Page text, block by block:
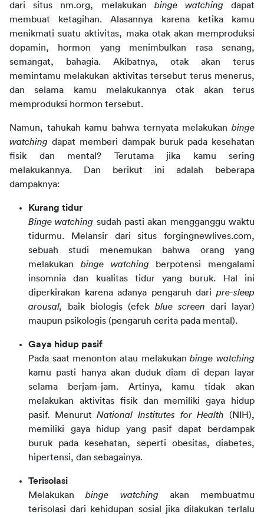
dari situs nm.org, melakukan binge watchingdapat
membuat ketagihan. Alasannya karena ketika kamu
menikmati suatu aktivitas, maka otak akan memproduksi
dopamin, hormon yang menimbulkan rasa senang,
semangat, bahagia. Akibatnya, otak akan terus
memintamu melakukan aktivitas tersebut terus menerus,
dan selama kamu melakukannya otak akan terus
memproduksi hormon tersebut.
Namun, tahukah kamu bahwa ternyata melakukan binge
watching dapat memberi dampak buruk pada kesehatan
fisik dan mental? Terutama jika kamu sering
melakukannya. Dan berikut ini adalah beberapa
dampaknya:
Kurang tidur
Binge watching sudah pasti akan mengganggu waktu
tidurmu. Melansir dari situs forgingnewlives.com,
sebuah studi menemukan bahwa orang yang
melakukan binge watchingberpotensi mengalami
insomnia dan kualitas tidur yang buruk. Hal ini
diperkirakan karena adanya pengaruh dari pre-sleep
arousal,
baik biologis (efek blue screen dari layar)
maupun psikologis (pengaruh cerita pada mental).
Gaya hidup pasif
Pada saat menonton atau melakukanbinge watching
kamu pasti hanya akan duduk diam di depan layar
selama berjam-jam. Artinya, kamu tidak akan
melakukan aktivitas fisik dan memiliki gaya hidup
pasif. MenurutNational Institutes for Health (NIH),
memiliki gaya hidup yang pasif dapat berdampak
buruk pada kesehatan, seperti obesitas, diabetes,
hipertensi, dan sebagainya.
Terisolasi
Melakukanbinge watching akan membuatmu
terisolasi dari kehidupan sosial jika dilakukan terlalu